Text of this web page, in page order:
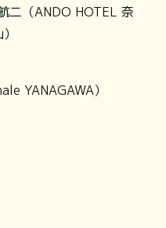
二（ANDO HOTEL 奈
YANAGAWA）